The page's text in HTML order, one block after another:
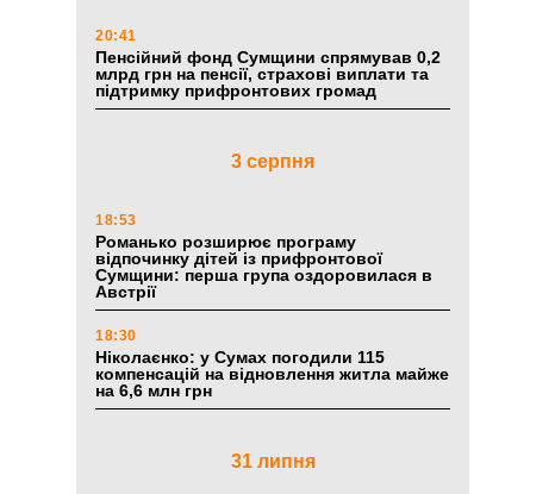
20:41
Пенсійний фонд Сумщини спрямував 0,2
млрд грн на пенсії, страхові виплати та
підтримку прифронтових громад
3 серпня
18:53
Романько розширює програму
відпочинку дітей із прифронтової
Сумщини: перша група оздоровилася в
Австрії
18:30
Ніколаєнко: у Сумах погодили 115
компенсацій на відновлення житла майже
на 6,6 млн грн
31 липня